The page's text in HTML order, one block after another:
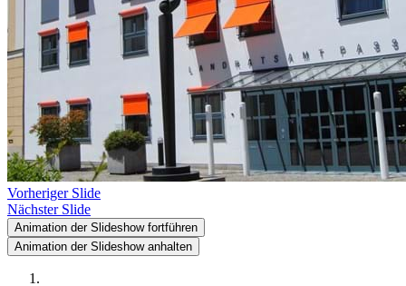
Vorheriger Slide
Nächster Slide
Animation der Slideshow fortführen
Animation der Slideshow anhalten